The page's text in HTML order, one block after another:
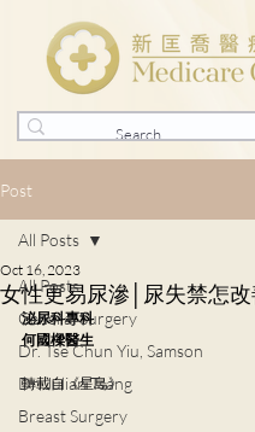
Post
All Posts
General Surgery
Dr. Tse Chun Yiu, Samson
Dr. Julian Tsang
Breast Surgery
All Posts
女性更易尿滲│尿失禁怎
Oct 16, 2023
泌尿科專科
何國樑醫生
轉載自《星島》